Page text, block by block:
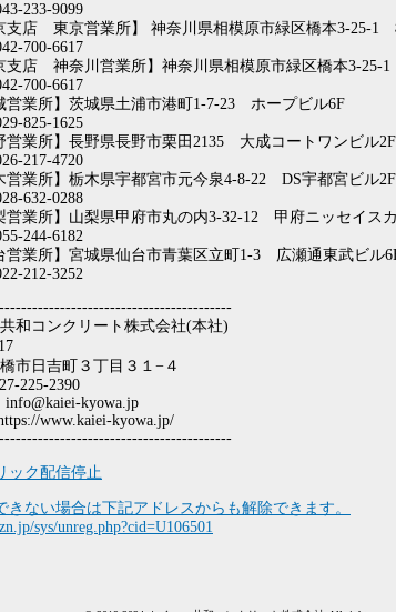
233-9099
支店 東京営業所】 神奈川県相模原市緑区橋本3-25-1
700-6617
支店 神奈川営業所】神奈川県相模原市緑区橋本3-25-
700-6617
営業所】茨城県土浦市港町1-7-23 ホープビル6F
825-1625
営業所】長野県長野市栗田2135 大成コートワンビル2F
217-4720
営業所】栃木県宇都宮市元今泉4-8-22 DS宇都宮ビル2F
632-0288
営業所】山梨県甲府市丸の内3-32-12 甲府ニッセイス
244-6182
営業所】宮城県仙台市青葉区立町1-3 広瀬通東武ビル
212-3252
和コンクリート株式会社(本社)
市日吉町３丁目３１−４
225-2390
kyowa.jp
www.kaiei-kyowa.jp/
ック配信停止
きない場合は下記アドレスからも解除できます。
sys/unreg.php?cid=U106501